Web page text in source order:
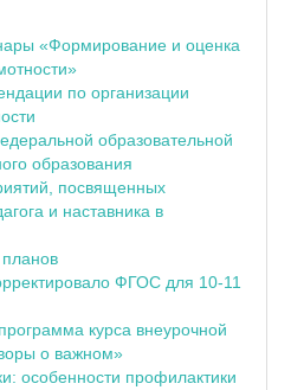
«Формирование и оценка
по организации
образовательной
образования
посвященных
и наставника в
планов
ФГОС для 10-11
курса внеурочной
о важном»
особенности профилактики